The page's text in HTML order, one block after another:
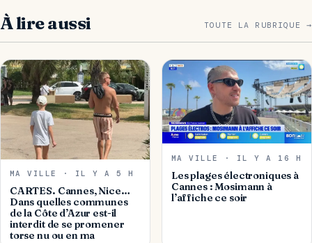
À lire aussi TOUTE LA RUBRIQUE →
MA VILLE · IL Y A 5 H
CARTES. Cannes, Nice…
Dans quelles communes
de la Côte d’Azur est-il
interdit de se promener
torse nu ou en ma
MA VILLE · IL Y A 16 H
Les plages électroniques à
Cannes : Mosimann à
l’affiche ce soir